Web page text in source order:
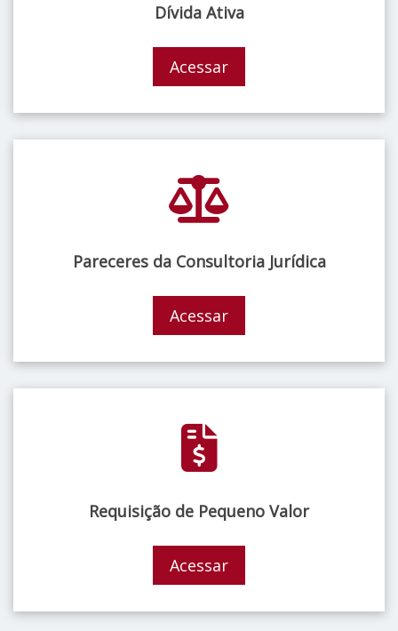
Dívida Ativa
Acessar
Pareceres da Consultoria Jurídica
Acessar
Requisição de Pequeno Valor
Acessar